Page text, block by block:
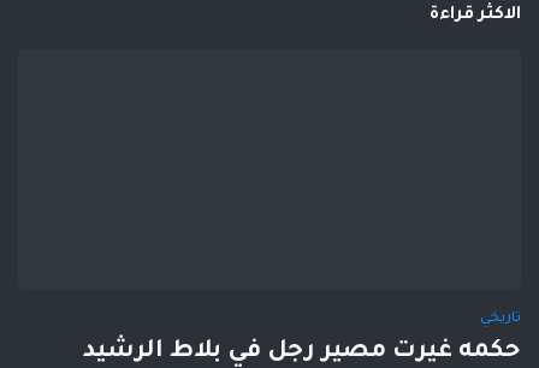
الاكثر قراءة
تاريخي
حكمه غيرت مصير رجل في بلاط الرشيد